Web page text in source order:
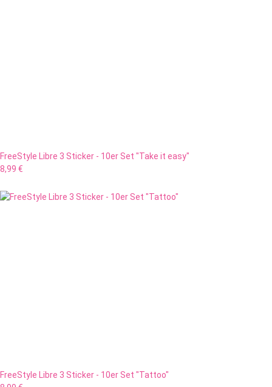
FreeStyle Libre 3 Sticker - 10er Set "Take it easy"
8,99 €
FreeStyle Libre 3 Sticker - 10er Set "Tattoo"